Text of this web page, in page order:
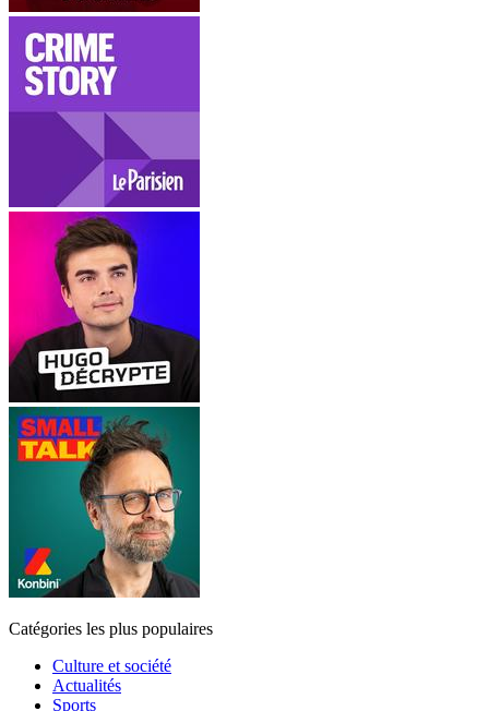
Catégories les plus populaires
Culture et société
Actualités
Sports